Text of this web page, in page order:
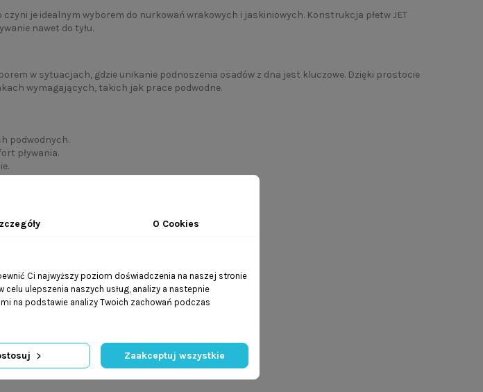
je idealnym wyborem do nurkowań wrakowych i jaskiniowych. Konstrukcja płetw JET
nawet do tyłu.
w sytuacjach, gdzie unikanie podnoszenia osadów z dna jest kluczowe. Dzięki prostocie
wymagających, takich jak prace podwodne.
podwodnych.
pływania.
O Cookies
Ci najwyższy poziom doświadczenia na naszej stronie
ulepszenia naszych usług, analizy a nastepnie
na podstawie analizy Twoich zachowań podczas
Zaakceptuj wszystkie